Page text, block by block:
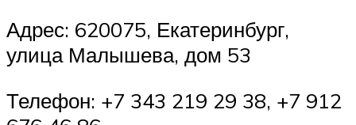
Адрес: 620075, Екатеринбург,
улица Малышева, дом 53
Телефон: +7 343 219 29 38, +7 912